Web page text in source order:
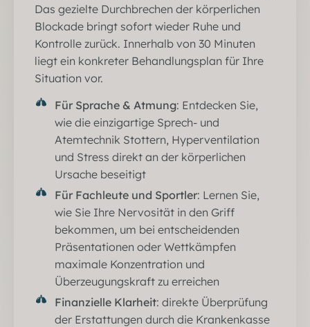
Das gezielte Durchbrechen der körperlichen
Blockade bringt sofort wieder Ruhe und
Kontrolle zurück. Innerhalb von 30 Minuten
liegt ein konkreter Behandlungsplan für Ihre
Situation vor.
Für Sprache & Atmung: Entdecken Sie,
wie die einzigartige Sprech- und
Atemtechnik Stottern, Hyperventilation
und Stress direkt an der körperlichen
Ursache beseitigt
Für Fachleute und Sportler: Lernen Sie,
wie Sie Ihre Nervosität in den Griff
bekommen, um bei entscheidenden
Präsentationen oder Wettkämpfen
maximale Konzentration und
Überzeugungskraft zu erreichen
Finanzielle Klarheit: direkte Überprüfung
der Erstattungen durch die Krankenkasse